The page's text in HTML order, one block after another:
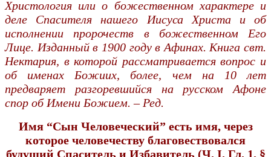
Христология или о божественном характере и
деле Спасителя нашего Иисуса Христа и об
исполнении пророчеств в божественном Его
Лице. Изданный в 1900 году в Афинах. Книга свт.
Нектария, в которой рассматривается вопрос и
об именах Божиих, более, чем на 10 лет
предваряет разгоревшийся на русском Афоне
спор об Имени Божием. – Ред.
Имя “Сын Человеческий” есть имя, через
которое человечеству благовествовался
будущий Спаситель и Избавитель (Ч. I. Гл. 1. §